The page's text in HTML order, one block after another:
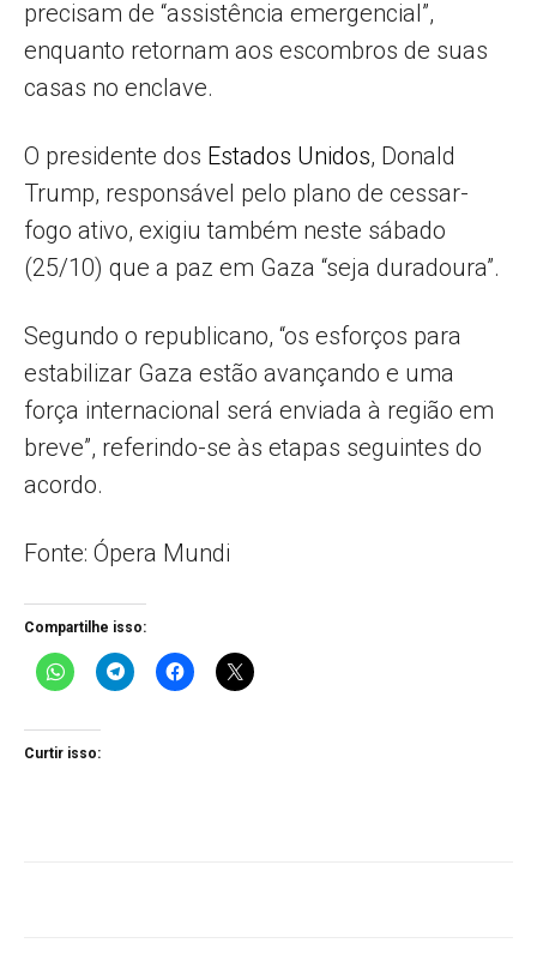
precisam de “assistência emergencial”,
enquanto retornam aos escombros de suas
casas no enclave.
O presidente dos Estados Unidos, Donald
Trump, responsável pelo plano de cessar-
fogo ativo, exigiu também neste sábado
(25/10) que a paz em Gaza “seja duradoura”.
Segundo o republicano, “os esforços para
estabilizar Gaza estão avançando e uma
força internacional será enviada à região em
breve”, referindo-se às etapas seguintes do
acordo.
Fonte: Ópera Mundi
Compartilhe isso:
Curtir isso: